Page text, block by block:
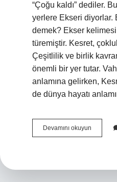
“Çoğu kaldı” dediler.
yerlere Ekseri diyorlar.
demek? Ekser
türemiştir. Kesret,
Çeşitlilik ve birlik
önemli bir yer tutar.
anlamına gelirken,
de dünya hayatı
Devamını okuyun
Anlamı